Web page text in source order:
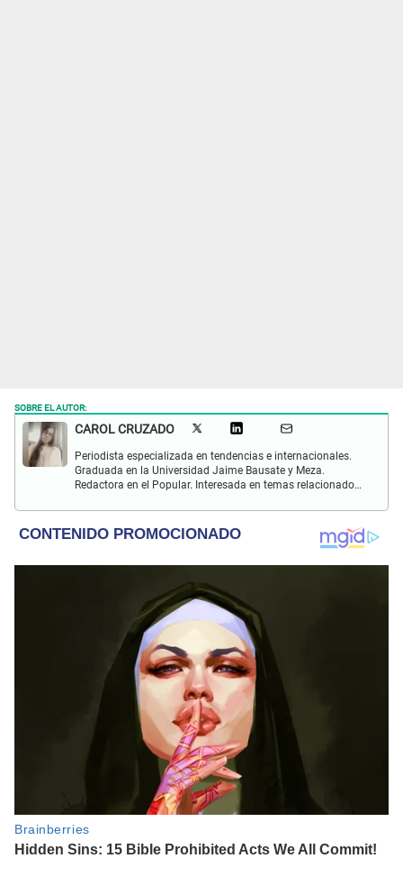
SOBRE EL AUTOR:
CAROL CRUZADO
Periodista especializada en tendencias e internacionales.
Graduada en la Universidad Jaime Bausate y Meza.
Redactora en el Popular. Interesada en temas relacionados
comunidades nativas y apoyo social.